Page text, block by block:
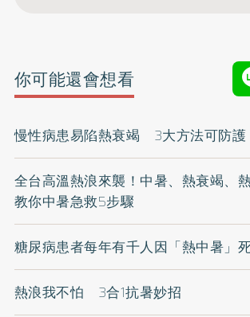
你可能還會想看
慢性病患易陷熱衰竭 3大方法可防護
全台高溫熱浪來襲！中暑、熱衰竭、
教你中暑急救5步驟
糖尿病患者每年有千人因「熱中暑」
熱浪我不怕 3合1抗暑妙招